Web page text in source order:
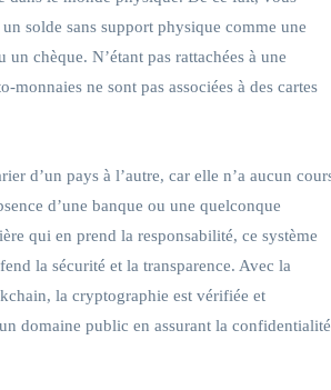
solde sans support physique comme une
chèque. N’étant pas rattachées à une
monnaies ne sont pas associées à des cartes
d’un pays à l’autre, car elle n’a aucun
d’une banque ou une quelconque
qui en prend la responsabilité, ce système
la sécurité et la transparence. Avec la
la cryptographie est vérifiée et
domaine public en assurant la confidentialité